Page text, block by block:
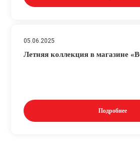
05.06.2025
Летняя коллекция в магазине
Подробнее